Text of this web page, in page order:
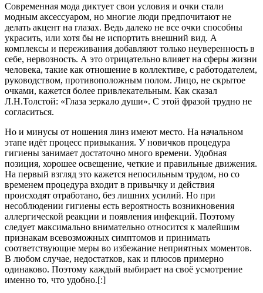
Современная мода диктует свои условия и очки стали
модным аксессуаром, но многие люди предпочитают не
делать акцент на глазах. Ведь далеко не все очки способны
украсить, или хотя бы не испортить внешний вид. А
комплексы и переживания добавляют только неуверенность в
себе, нервозность. А это отрицательно влияет на сферы жизни
человека, такие как отношение в коллективе, с работодателем,
руководством, противоположным полом. Лицо, не скрытое
очками, кажется более привлекательным. Как сказал
Л.Н.Толстой: «Глаза зеркало души». С этой фразой трудно не
согласиться.
Но и минусы от ношения линз имеют место. На начальном
этапе идёт процесс привыкания. У новичков процедура
гигиены занимает достаточно много времени. Удобная
позиция, хорошее освещение, четкие и правильные движения.
На первый взгляд это кажется непосильным трудом, но со
временем процедура входит в привычку и действия
происходят отработано, без лишних усилий. Но при
несоблюдении гигиены есть вероятность возникновения
аллергической реакции и появления инфекций. Поэтому
следует максимально внимательно относится к малейшим
признакам всевозможных симптомов и принимать
соответствующие меры во избежание неприятных моментов.
В любом случае, недостатков, как и плюсов примерно
одинаково. Поэтому каждый выбирает на своё усмотрение
именно то, что удобно.[:]